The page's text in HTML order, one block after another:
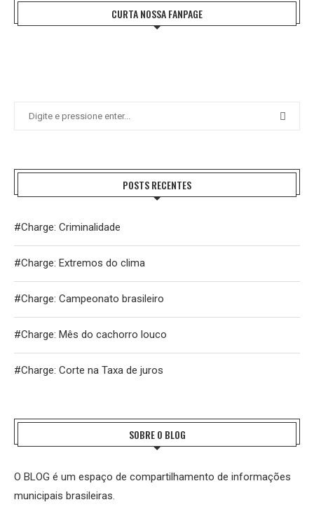
CURTA NOSSA FANPAGE
POSTS RECENTES
#Charge: Criminalidade
#Charge: Extremos do clima
#Charge: Campeonato brasileiro
#Charge: Mês do cachorro louco
#Charge: Corte na Taxa de juros
SOBRE O BLOG
O BLOG é um espaço de compartilhamento de informações
municipais brasileiras.